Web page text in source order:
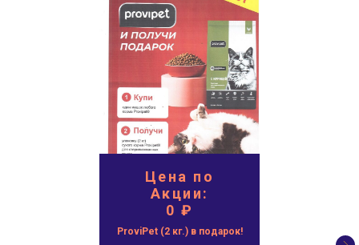
Цена по
Акции:
0 ₽
ProviPet (2 кг.) в подарок!